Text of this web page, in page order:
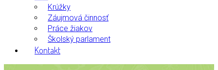
Krúžky
Záujmová činnosť
Práce žiakov
Školský parlament
Kontakt